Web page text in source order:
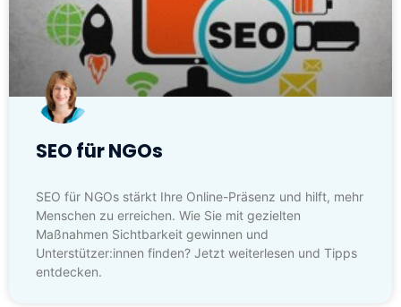
SEO für NGOs
SEO für NGOs stärkt Ihre Online-Präsenz und hilft, mehr
Menschen zu erreichen. Wie Sie mit gezielten
Maßnahmen Sichtbarkeit gewinnen und
Unterstützer:innen finden? Jetzt weiterlesen und Tipps
entdecken.